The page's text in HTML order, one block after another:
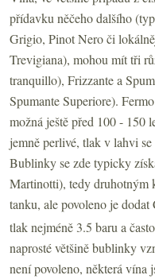
přídavku něčeho dalšího
Grigio, Pinot Nero či
Trevigiana), mohou mít tři
tranquillo), Frizzante a
Spumante Superiore).
možná ještě před 100 - 150
jemně perlivé, tlak v lahvi
Bublinky se zde typicky
Martinotti), tedy druhotným
tanku, ale povoleno je dodat
tlak nejméně 3.5 baru a
naprosté většině bublinky
není povoleno, některá vína